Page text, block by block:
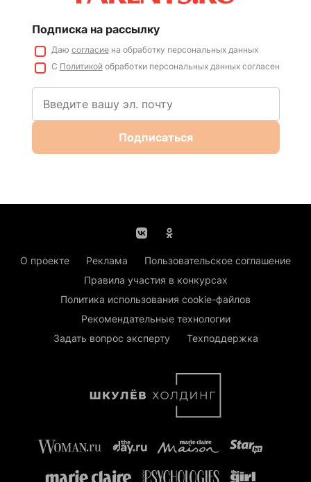
Подписка на рассылку
Даю согласиена обработку персональных данных
С Политикойобработки персональных данных согласен
Подписаться
О проекте Реклама
Пользовательское соглашение
Правила участия в конкурсах
Политика использования cookie-файлов
Рекомендательные технологии
Задать вопрос эксперту
Техподдержка